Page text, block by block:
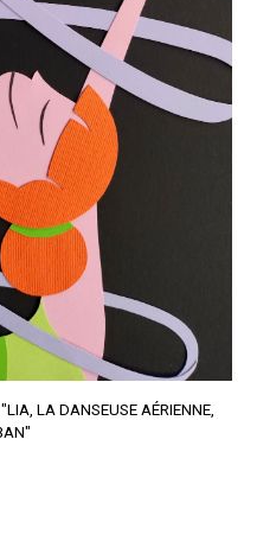
LA DANSEUSE AÉRIENNE,